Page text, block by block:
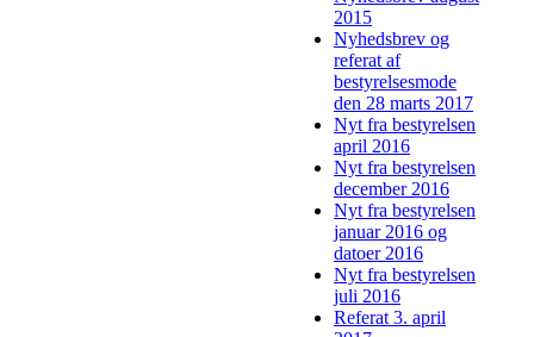
2015
Nyhedsbrev og
referat af
bestyrelsesmode
den 28 marts 2017
Nyt fra bestyrelsen
april 2016
Nyt fra bestyrelsen
december 2016
Nyt fra bestyrelsen
januar 2016 og
datoer 2016
Nyt fra bestyrelsen
juli 2016
Referat 3. april